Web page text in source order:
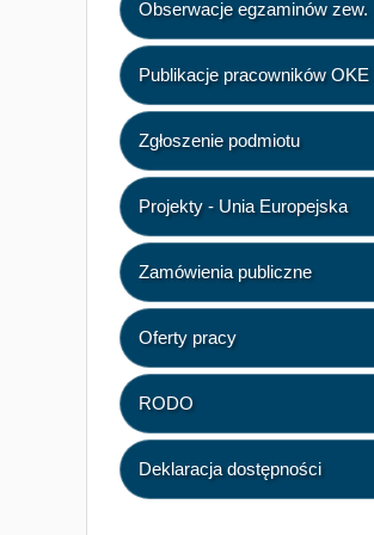
Obserwacje egzaminów zew.
Publikacje pracowników OKE
Zgłoszenie podmiotu
Projekty - Unia Europejska
Zamówienia publiczne
Oferty pracy
RODO
Deklaracja dostępności